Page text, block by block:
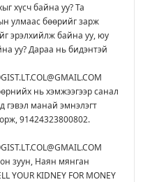
хүсч байна уу? Та
улмаас бөөрийг зарж
эрэлхийлж байна уу, юу
уу? Дараа нь бидэнтэй
нь хэмжээгээр санал
гэвэл манай эмнэлэгт
91424323800802.
зуун, Наян мянган
YOUR KIDNEY FOR MONEY